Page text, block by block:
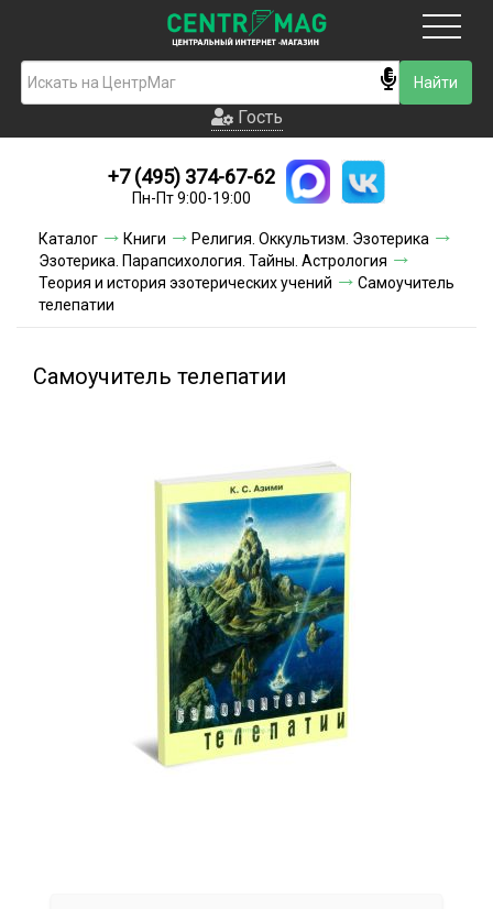
Гость
Новинки
Условия доставки
Условия оплаты
Акции и скидки
Гость
+7 (495) 374-67-62
Пн-Пт 9:00-19:00
Каталог Книги
Религия. Оккультизм. Эзотерика
Эзотерика. Парапсихология. Тайны. Астрология
Теория и история эзотерических учений
Самоучитель
телепатии
Самоучитель телепатии